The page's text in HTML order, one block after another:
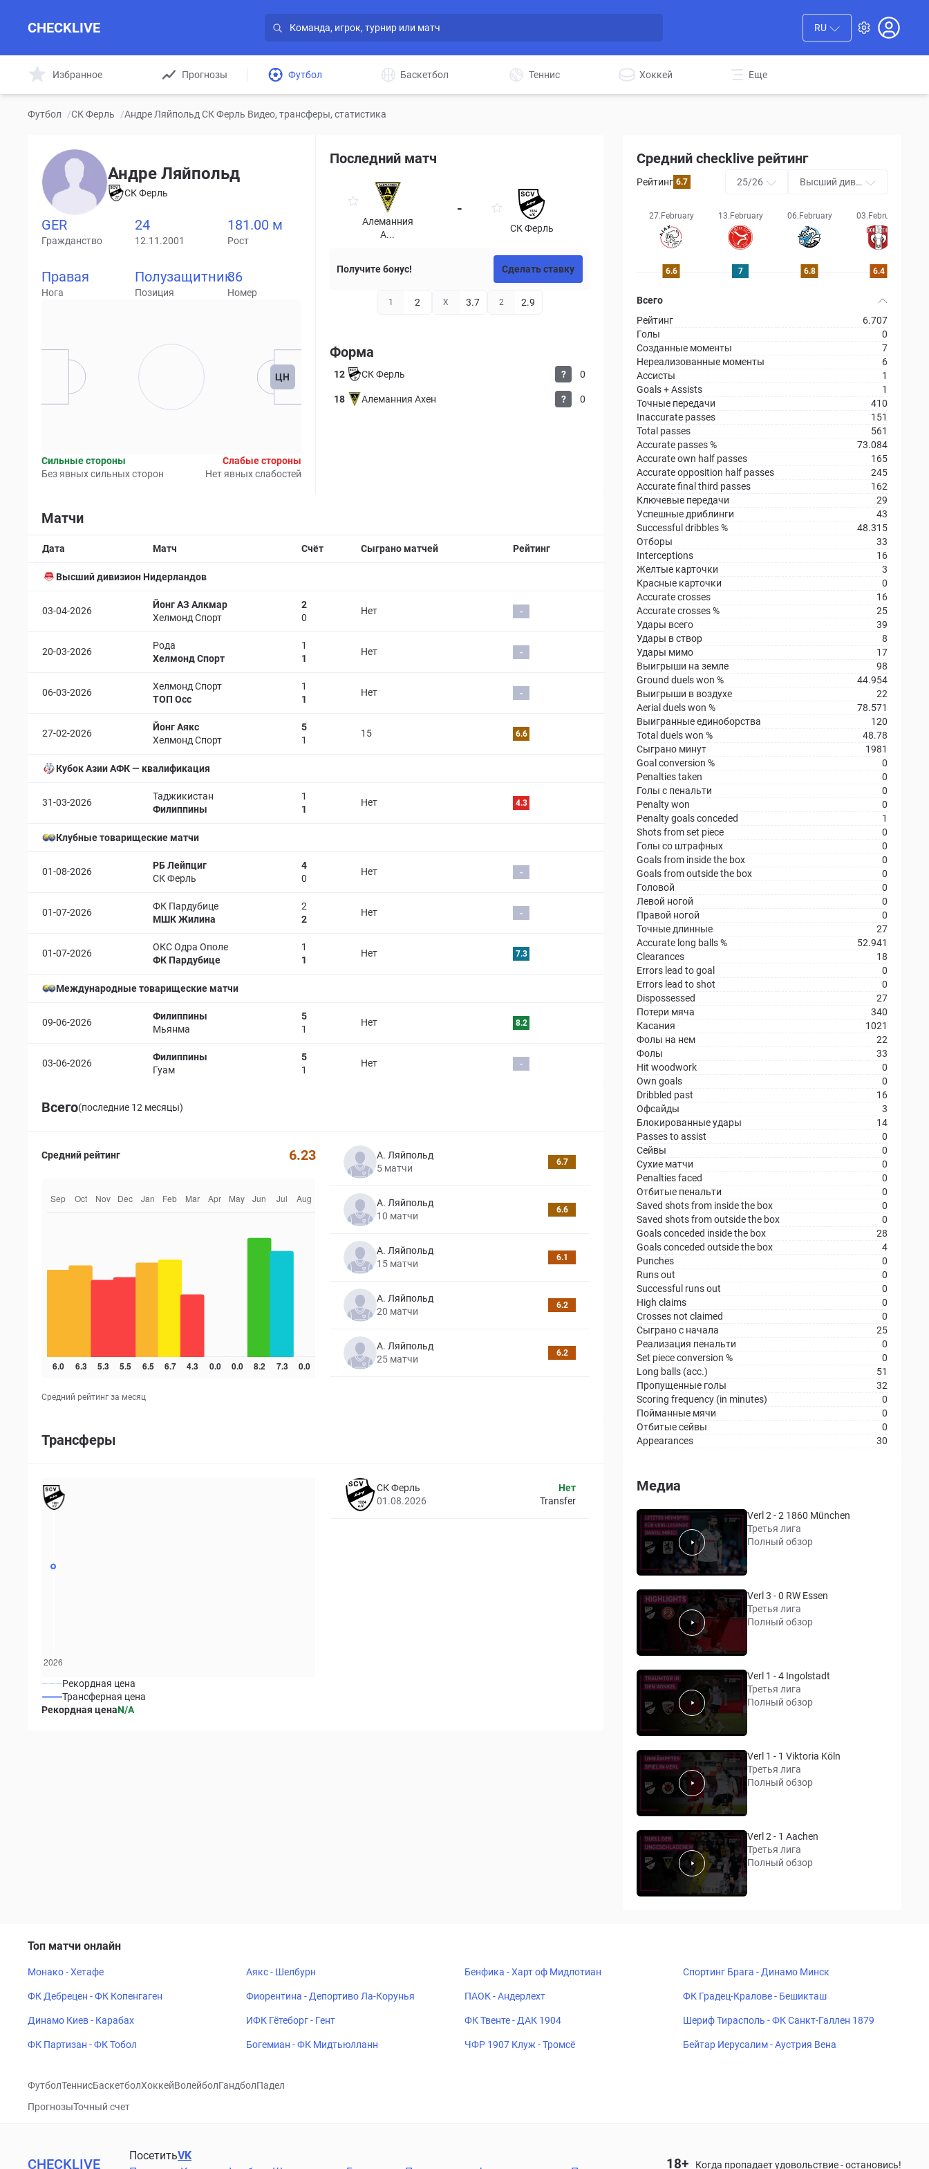
CHECKLIVE RU
Избранное Прогнозы Футбол Баскетбол Теннис Хоккей Еще
Футбол /СК Ферль /Андре Ляйпольд СК Ферль Видео, трансферы, статистика
Андре Ляйпольд
СК Ферль
GER
Гражданство
24
12.11.2001
181.00 м
Рост
Правая
Нога
Полузащитник
Позиция
36
Номер
ЦН
Сильные стороны
Без явных сильных сторон
Слабые стороны
Нет явных слабостей
Последний матч
Алеманния
А...
-
СК Ферль
Получите бонус! Сделать ставку
1 2 X 3.7 2 2.9
Форма
12 СК Ферль ? 0
18 Алеманния Ахен ? 0
Матчи
Страница матча
Дата Матч Счёт Сыграно матчей Рейтинг
Высший дивизион Нидерландов
03-04-2026
Йонг АЗ Алкмар
Хелмонд Спорт
2
0
Нет -
20-03-2026
Рода
Хелмонд Спорт
1
1
Нет -
06-03-2026
Хелмонд Спорт
ТОП Осс
1
1
Нет -
27-02-2026
Йонг Аякс
Хелмонд Спорт
5
1
15 6.6
Кубок Азии АФК — квалификация
31-03-2026
Таджикистан
Филиппины
1
1
Нет 4.3
Клубные товарищеские матчи
01-08-2026
РБ Лейпциг
СК Ферль
4
0
Нет -
01-07-2026
ФК Пардубице
МШК Жилина
2
2
Нет -
01-07-2026
ОКС Одра Ополе
ФК Пардубице
1
1
Нет 7.3
Международные товарищеские матчи
09-06-2026
Филиппины
Мьянма
5
1
Нет 8.2
03-06-2026
Филиппины
Гуам
5
1
Нет -
Всего(последние 12 месяцы)
Средний рейтинг 6.23
Средний рейтинг за месяц
А. Ляйпольд
5 матчи
6.7
А. Ляйпольд
10 матчи
6.6
А. Ляйпольд
15 матчи
6.1
А. Ляйпольд
20 матчи
6.2
А. Ляйпольд
25 матчи
6.2
Трансферы
Рекордная цена
Трансферная цена
Рекордная ценаN/A
СК Ферль
01.08.2026
Нет
Transfer
Средний checklive рейтинг
Рейтинг 6.7 25/26
Высший диви
27.February 13.February 06.February 03.February
6.6 7 6.8 6.4
Всего
Рейтинг
6.707
Голы
0
Созданные моменты
7
Нереализованные моменты
6
Ассисты
1
Goals + Assists
1
Точные передачи
410
Inaccurate passes
151
Total passes
561
Accurate passes %
73.084
Accurate own half passes
165
Accurate opposition half passes
245
Accurate final third passes
162
Ключевые передачи
29
Успешные дриблинги
43
Successful dribbles %
48.315
Отборы
33
Interceptions
16
Желтые карточки
3
Красные карточки
0
Accurate crosses
16
Accurate crosses %
25
Удары всего
39
Удары в створ
8
Удары мимо
17
Выигрыши на земле
98
Ground duels won %
44.954
Выигрыши в воздухе
22
Aerial duels won %
78.571
Выигранные единоборства
120
Total duels won %
48.78
Сыграно минут
1981
Goal conversion %
0
Penalties taken
0
Голы с пенальти
0
Penalty won
0
Penalty goals conceded
1
Shots from set piece
0
Голы со штрафных
0
Goals from inside the box
0
Goals from outside the box
0
Головой
0
Левой ногой
0
Правой ногой
0
Точные длинные
27
Accurate long balls %
52.941
Clearances
18
Errors lead to goal
0
Errors lead to shot
0
Dispossessed
27
Потери мяча
340
Касания
1021
Фолы на нем
22
Фолы
33
Hit woodwork
0
Own goals
0
Dribbled past
16
Офсайды
3
Блокированные удары
14
Passes to assist
0
Сейвы
0
Сухие матчи
0
Penalties faced
0
Отбитые пенальти
0
Saved shots from inside the box
0
Saved shots from outside the box
0
Goals conceded inside the box
28
Goals conceded outside the box
4
Punches
0
Runs out
0
Successful runs out
0
High claims
0
Crosses not claimed
0
Сыграно с начала
25
Реализация пенальти
0
Set piece conversion %
0
Long balls (acc.)
51
Пропущенные голы
32
Scoring frequency (in minutes)
0
Пойманные мячи
0
Отбитые сейвы
0
Appearances
30
Медиа
Verl 2 - 2 1860 München
Третья лига
Полный обзор
Verl 3 - 0 RW Essen
Третья лига
Полный обзор
Verl 1 - 4 Ingolstadt
Третья лига
Полный обзор
Verl 1 - 1 Viktoria Köln
Третья лига
Полный обзор
Verl 2 - 1 Aachen
Третья лига
Полный обзор
Топ матчи онлайн
Монако - Хетафе Аякс - Шелбурн Бенфика - Харт оф Мидлотиан Спортинг Брага - Динамо Минск
ФК Дебрецен - ФК Копенгаген Фиорентина - Депортиво Ла-Корунья ПАОК - Андерлехт ФК Градец-Кралове - Бешикташ
Динамо Киев - Карабах ИФК Гётеборг - Гент ФК Твенте - ДАК 1904 Шериф Тирасполь - ФК Санкт-Галлен 1879
ФК Партизан - ФК Тобол Богемиан - ФК Мидтьюлланн ЧФР 1907 Клуж - Тромсё Бейтар Иерусалим - Аустрия Вена
ФутболТеннисБаскетболХоккейВолейболГандболПадел
ПрогнозыТочный счет
CHECKLIVE
ПосетитьVK
18+ Когда пропадает удовольствие - остановись!